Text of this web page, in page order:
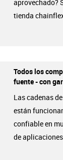
aprovechado?
tienda
Todos los
fuente - con
Las cadenas
están
confiable en
de